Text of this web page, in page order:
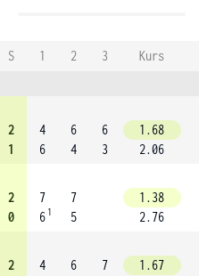
S 1 2 3
Kurs
2
1
4
6
6
4
6
3
1.68
2.06
2
0
7
6 1
7
5
1.38
2.76
2
4
6
7
1.67